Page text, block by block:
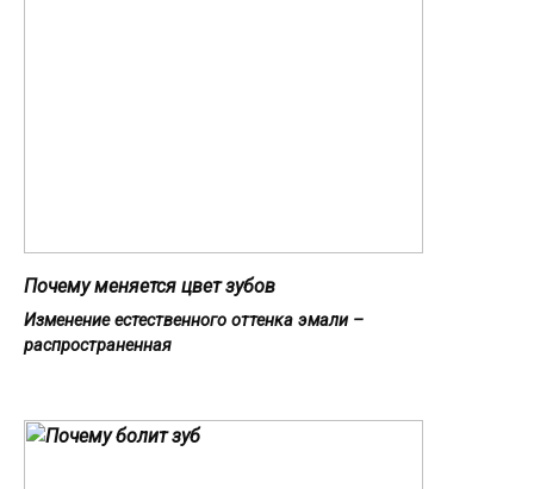
Почему меняется цвет зубов
Изменение естественного оттенка эмали –
распространенная